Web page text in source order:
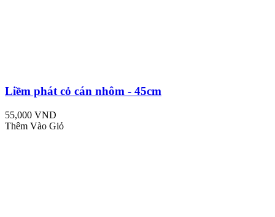
Liềm phát cỏ cán nhôm - 45cm
55,000 VND
Thêm Vào Giỏ